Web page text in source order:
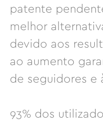
patente
melhor
devido aos
ao aumento
de seguidores e
93% dos